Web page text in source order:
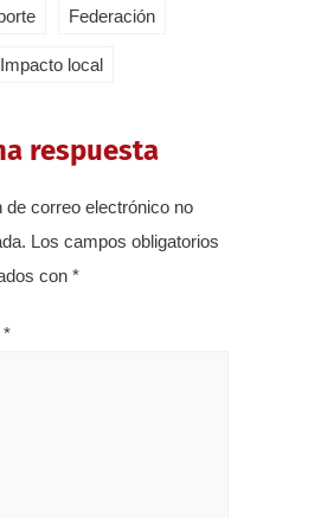
Federación
Impacto local
respuesta
de correo electrónico no
Los campos obligatorios
con *
*